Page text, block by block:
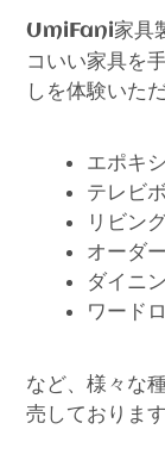
UmiFani家具
コいい家具を
しを体験いた
エポキ
テレビ
リビン
オーダ
ダイニ
ワード
など、様々な
売しております